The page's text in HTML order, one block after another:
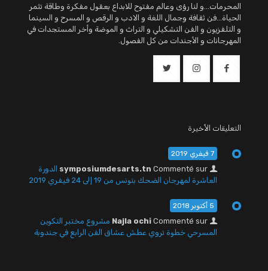
المحرمات...و لنا رؤى وعالم مفتوح للابداع بعقول مفكرة وطاقة تثمر
الحياة...فن ثقافة وجمال اللغة و الادب و الرقص و المسرح و السينما
و التلفزيون و الفن التشكيلي و التراث و الموضة وأخر المستجدات في
المهرجانات و الأجندات من كل الفصول.
التعليقات الأخيرة
7 فيفري 2019
symposiumdesarts.tn Commenté sur
الدورة
العاشرة لمهرجان الضحك بتونس من 19 إلى 24 فيفري 2019
5 أكتوبر 2018
Najla ochi Commenté sur
مشروع مختبر التكوين
المسرحي خطوة تروي عطش عشاق الفن الرابع في جندوبة